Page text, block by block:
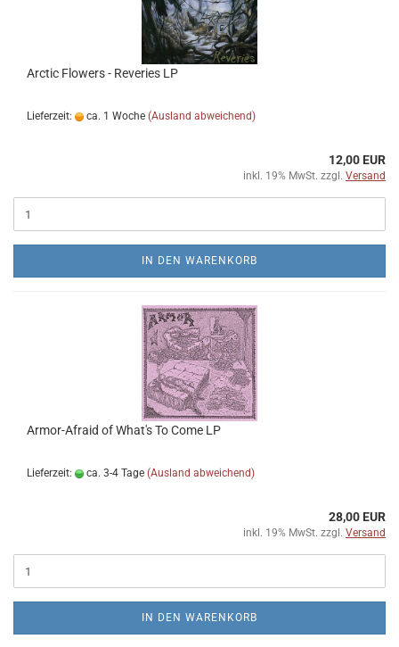
Arctic Flowers - Reveries LP
Lieferzeit: ca. 1 Woche (Ausland abweichend)
12,00 EUR
inkl. 19% MwSt. zzgl. Versand
IN DEN WARENKORB
Armor-Afraid of What's To Come LP
Lieferzeit: ca. 3-4 Tage (Ausland abweichend)
28,00 EUR
inkl. 19% MwSt. zzgl. Versand
IN DEN WARENKORB